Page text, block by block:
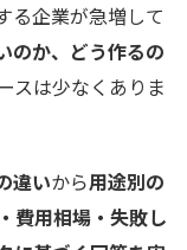
る企業が急増して
のか、どう作るの
スは少なくありま
違いから用途別の
費用相場・失敗し